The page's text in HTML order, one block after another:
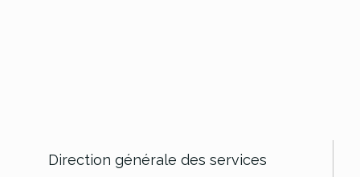
Direction générale des services